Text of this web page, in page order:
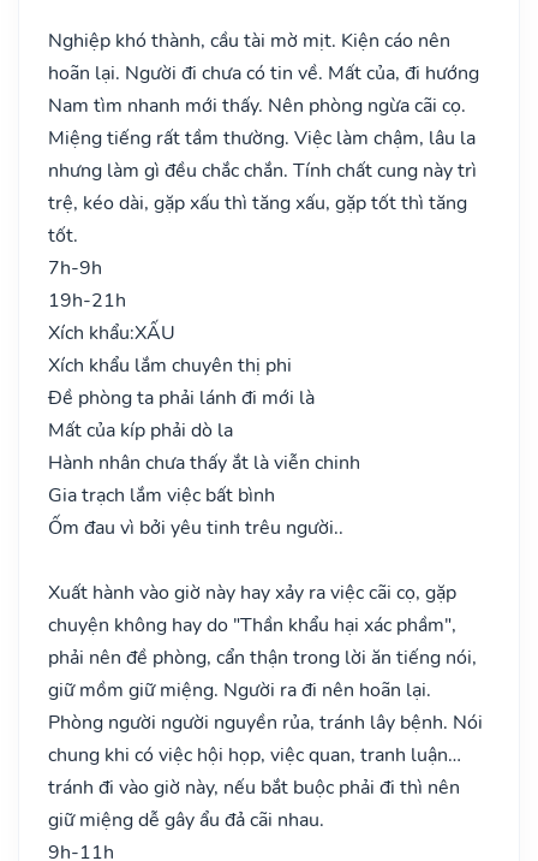
Nghiệp khó thành, cầu tài mờ mịt. Kiện cáo nên
hoãn lại. Người đi chưa có tin về. Mất của, đi hướng
Nam tìm nhanh mới thấy. Nên phòng ngừa cãi cọ.
Miệng tiếng rất tầm thường. Việc làm chậm, lâu la
nhưng làm gì đều chắc chắn. Tính chất cung này trì
trệ, kéo dài, gặp xấu thì tăng xấu, gặp tốt thì tăng
tốt.
7h-9h
19h-21h
Xích khẩu:XẤU
Xích khẩu lắm chuyên thị phi
Đề phòng ta phải lánh đi mới là
Mất của kíp phải dò la
Hành nhân chưa thấy ắt là viễn chinh
Gia trạch lắm việc bất bình
Ốm đau vì bởi yêu tinh trêu người..
Xuất hành vào giờ này hay xảy ra việc cãi cọ, gặp
chuyện không hay do "Thần khẩu hại xác phầm",
phải nên đề phòng, cẩn thận trong lời ăn tiếng nói,
giữ mồm giữ miệng. Người ra đi nên hoãn lại.
Phòng người người nguyền rủa, tránh lây bệnh. Nói
chung khi có việc hội họp, việc quan, tranh luận…
tránh đi vào giờ này, nếu bắt buộc phải đi thì nên
giữ miệng dễ gây ẩu đả cãi nhau.
9h-11h